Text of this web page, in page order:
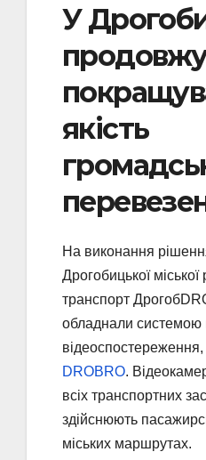
У
якість
На виконання
Дрогобицької
транспорт
обладнали системою
DROBRO.
всіх транспортних
здійснюють
міських маршрутах.